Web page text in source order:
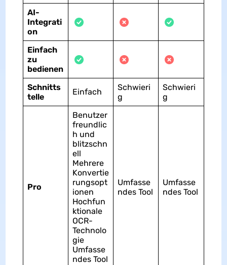
AI-
Integrati
on
Einfach
zu
bedienen
Schnitts
telle
Einfach
Schwieri
g
Schwieri
g
Pro
Benutzer
freundlic
h und
blitzschn
ell
Mehrere
Konvertie
rungsopt
ionen
Hochfun
ktionale
OCR-
Technolo
gie
Umfasse
ndes Tool
Umfasse
ndes Tool
Umfasse
ndes Tool